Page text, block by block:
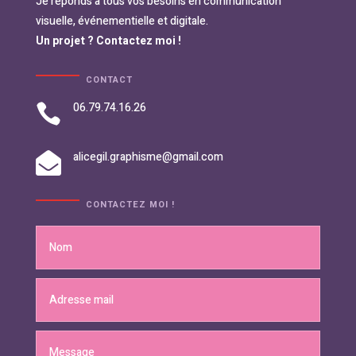
visuelle, événementielle et digitale.
Un projet ? Contactez moi !
CONTACT
 06.79.74.16.26
 alicegil.graphisme@gmail.com
CONTACTEZ MOI !